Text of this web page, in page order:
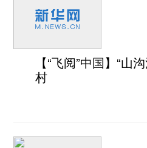
【“飞阅”中国】“山
村